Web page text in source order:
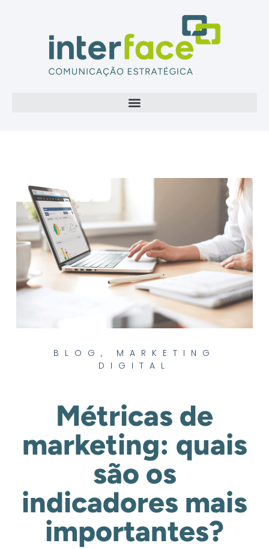
BLOG , MARKETING
DIGITAL
Métricas de
marketing: quais
são os
indicadores mais
importantes?